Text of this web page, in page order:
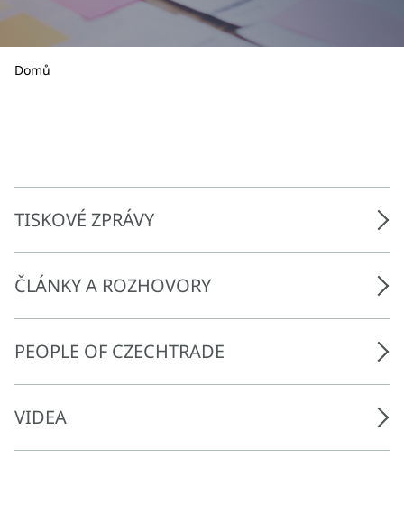
Domů
TISKOVÉ ZPRÁVY
ČLÁNKY A ROZHOVORY
PEOPLE OF CZECHTRADE
VIDEA